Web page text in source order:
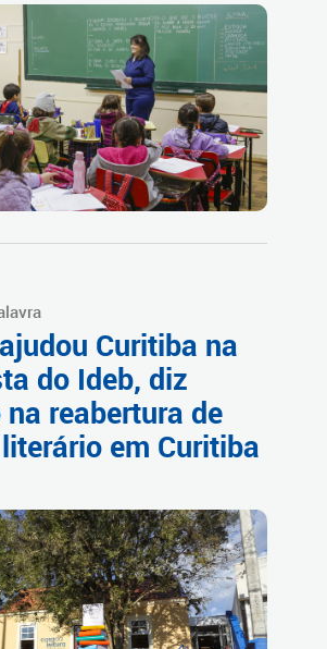
Curitiba na
do Ideb, diz
reabertura de
em Curitiba